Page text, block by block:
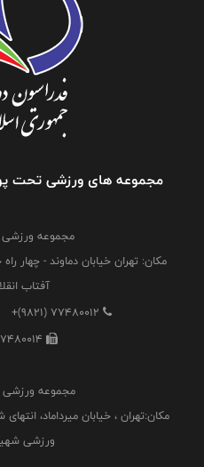
مجموعه های ورزشی تحت
مجموعه ورزشی
مکان: تهران خیابان دماوند - چهار
آفتاب
+(9821) 77480012
مجموعه
مکان:تهران ، خیابان میرداماد،
ورزشی